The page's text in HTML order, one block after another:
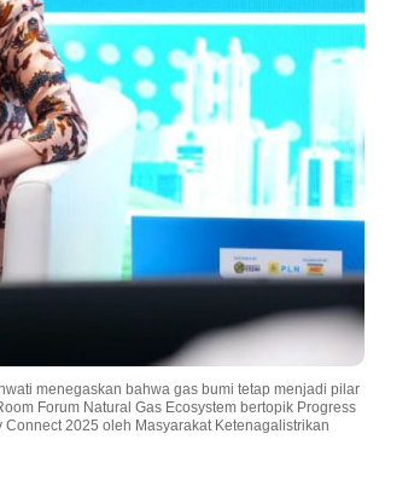
menegaskan bahwa gas bumi tetap menjadi pilar
Forum Natural Gas Ecosystem bertopik Progress
2025 oleh Masyarakat Ketenagalistrikan